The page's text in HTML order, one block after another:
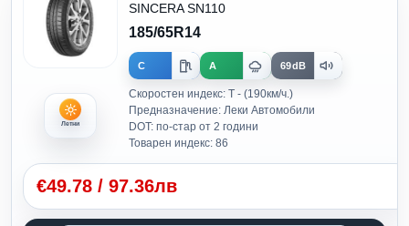
Летни
SINCERA SN110
185/65R14
C A 69dB
Скоростен индекс: T - (190км/ч.)
Предназначение: Леки Автомобили
DOT: по-стар от 2 години
Товарен индекс: 86
€49.78 / 97.36лв